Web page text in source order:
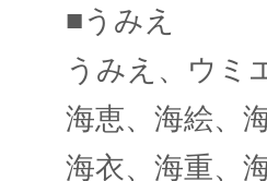
■うみえ
うみえ、ウミ
海恵、海絵、
海衣、海重、